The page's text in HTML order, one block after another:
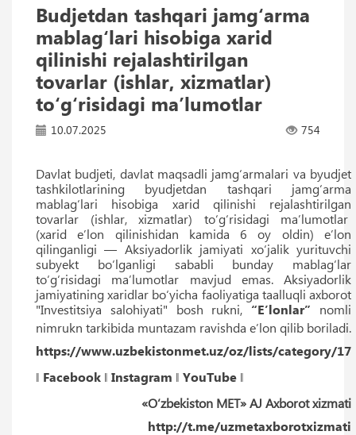
Budjetdan tashqari jamg‘arma
mablag‘lari hisobiga xarid
qilinishi rejalashtirilgan
tovarlar (ishlar, xizmatlar)
to‘g‘risidagi maʼlumotlar
10.07.2025 754
Davlat budjeti, davlat maqsadli jamg‘armalari va byudjet
tashkilotlarining byudjetdan tashqari jamg‘arma
mablag‘lari hisobiga xarid qilinishi rejalashtirilgan
tovarlar (ishlar, xizmatlar) to‘g‘risidagi maʼlumotlar
(xarid eʼlon qilinishidan kamida 6 oy oldin) eʼlon
qilinganligi — Aksiyadorlik jamiyati xo‘jalik yurituvchi
subyekt bo‘lganligi sababli bunday mablag‘lar
to‘g‘risidagi maʼlumotlar mavjud emas. Aksiyadorlik
jamiyatining xaridlar bo‘yicha faoliyatiga taalluqli axborot
"Investitsiya salohiyati" bosh rukni, “Eʼlonlar” nomli
nimrukn tarkibida muntazam ravishda eʼlon qilib boriladi.
https://www.uzbekistonmet.uz/oz/lists/category/17
‖ Facebook ‖ Instagram ‖ YouTube ‖
«O‘zbekiston MET» AJ Axborot xizmati
http://t.me/uzmetaxborotxizmati